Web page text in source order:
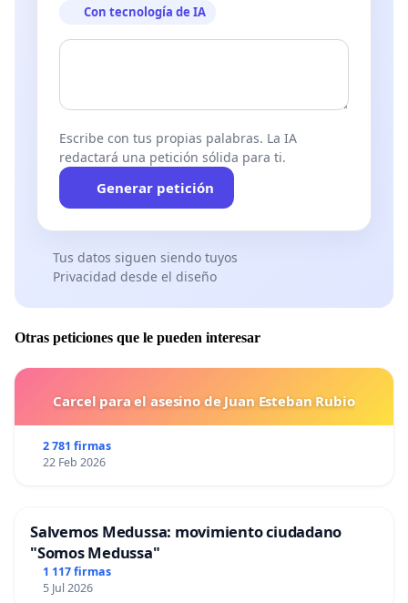
Con tecnología de IA
Escribe con tus propias palabras. La IA
redactará una petición sólida para ti.
Generar petición
Tus datos siguen siendo tuyos
Privacidad desde el diseño
Otras peticiones que le pueden interesar
Carcel para el asesino de Juan Esteban Rubio
2 781 firmas
22 Feb 2026
Salvemos Medussa: movimiento ciudadano
"Somos Medussa"
1 117 firmas
5 Jul 2026